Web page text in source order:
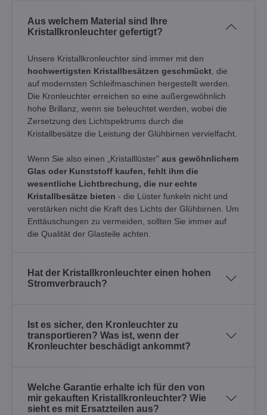
Aus welchem Material sind Ihre
Kristallkronleuchter gefertigt?
Unsere Kristallkronleuchter sind immer mit den
hochwertigsten Kristallbesätzen geschmückt , die
auf modernsten Schleifmaschinen hergestellt werden.
Die Kronleuchter erreichen so eine außergewöhnlich
hohe Brillanz, wenn sie beleuchtet werden, wobei die
Zersetzung des Lichtspektrums durch die
Kristallbesätze die Leistung der Glühbirnen vervielfacht.
Wenn Sie also einen „Kristalllüster" aus gewöhnlichem
Glas oder Kunststoff kaufen, fehlt ihm die
wesentliche Lichtbrechung, die nur echte
Kristallbesätze bieten - die Lüster funkeln nicht und
verstärken nicht die Kraft des Lichts der Glühbirnen. Um
Enttäuschungen zu vermeiden, sollten Sie immer auf
die Qualität der Glasteile achten.
Hat der Kristallkronleuchter einen hohen
Stromverbrauch?
Ist es sicher, den Kronleuchter zu
transportieren? Was ist, wenn der
Kronleuchter beschädigt ankommt?
Welche Garantie erhalte ich für den von
mir gekauften Kristallkronleuchter? Wie
sieht es mit Ersatzteilen aus?